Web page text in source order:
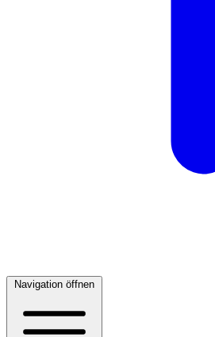
Navigation öffnen